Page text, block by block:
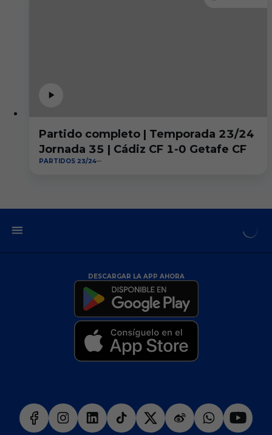
Partido completo | Temporada 23/24
Jornada 35 | Cádiz CF 1-0 Getafe CF
PARTIDOS 23/24
DESCARGAR LA APP AHORA